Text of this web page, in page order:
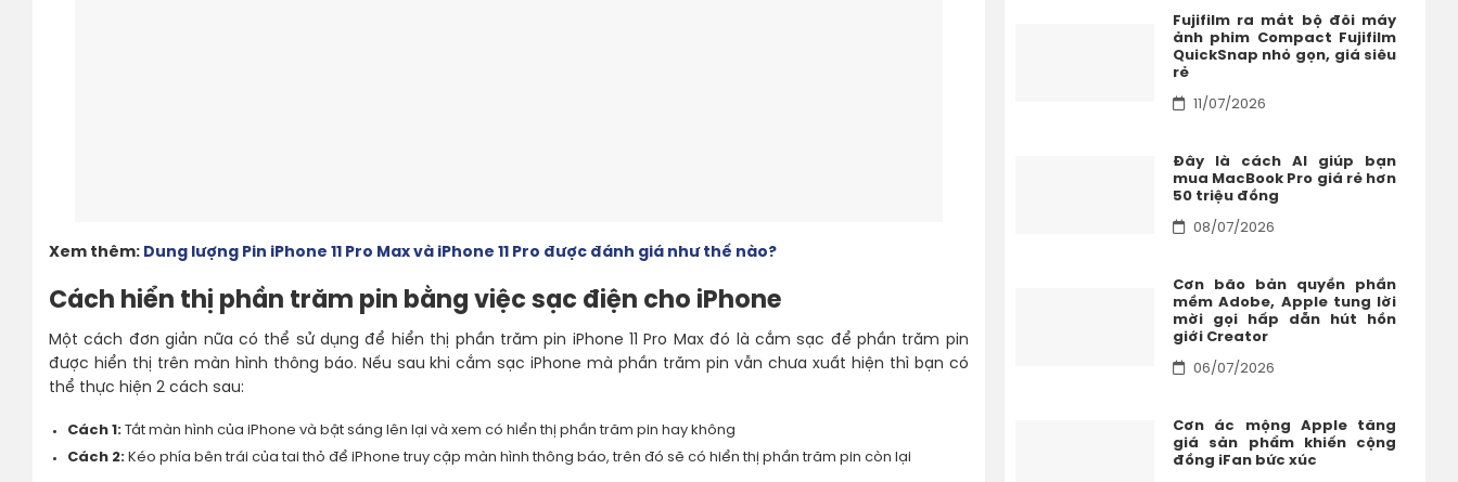
Xem thêm: Dung lượng Pin iPhone 11 Pro Max và iPhone 11 Pro được đánh giá như thế nào?
Cách hiển thị phần trăm pin bằng việc sạc điện cho iPhone
Một cách đơn giản nữa có thể sử dụng để hiển thị phần trăm pin iPhone 11 Pro Max đó là cắm sạc để phần trăm pin
được hiển thị trên màn hình thông báo. Nếu sau khi cắm sạc iPhone mà phần trăm pin vẫn chưa xuất hiện thì bạn có
thể thực hiện 2 cách sau:
Cách 1: Tắt màn hình của iPhone và bật sáng lên lại và xem có hiển thị phần trăm pin hay không
Cách 2:Kéo phía bên trái của tai thỏ để iPhone truy cập màn hình thông báo, trên đó sẽ có hiển thị phần trăm pin còn lại
Fujifilm ra mắt bộ đôi máy
ảnh phim Compact Fujifilm
QuickSnap nhỏ gọn, giá siêu
rẻ
11/07/2026
Đây là cách AI giúp bạn
mua MacBook Pro giá rẻ hơn
50 triệu đồng
08/07/2026
Cơn bão bản quyền phần
mềm Adobe, Apple tung lời
mời gọi hấp dẫn hút hồn
giới Creator
06/07/2026
Cơn ác mộng Apple tăng
giá sản phẩm khiến cộng
đồng iFan bức xúc